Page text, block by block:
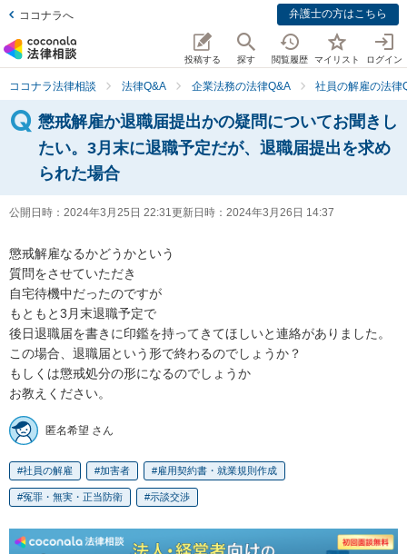
ココナラへ 弁護士の方はこちら
投稿する 探す 閲覧履歴 マイリスト ログイン
ココナラ法律相談 法律Q&A 企業法務の法律Q&A 社員の解雇の法律
懲戒解雇か退職届提出かの疑問についてお聞きし
たい。3月末に退職予定だが、退職届提出を求め
られた場合
公開日時： 2024年3月25日 22:31更新日時： 2024年3月26日 14:37
懲戒解雇なるかどうかという
質問をさせていただき
自宅待機中だったのですが
もともと3月末退職予定で
後日退職届を書きに印鑑を持ってきてほしいと連絡がありました。
この場合、退職届という形で終わるのでしょうか？
もしくは懲戒処分の形になるのでしょうか
お教えください。
匿名希望 さん
社員の解雇 加害者 雇用契約書・就業規則作成
冤罪・無実・正当防衛 示談交渉